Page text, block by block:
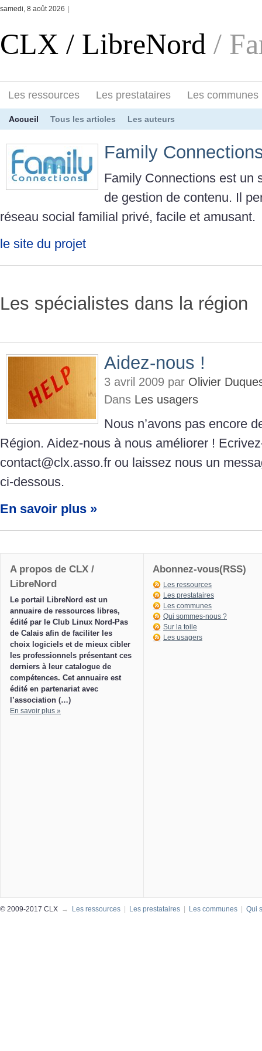
samedi, 8 août 2026
CLX / LibreNord /
Les ressources Les prestataires Les communes
Accueil Tous les articles Les auteurs
Family
Family Connections est un
de gestion de contenu. Il
réseau social familial privé, facile et amusant.
le site du projet
Les spécialistes dans la région
Aidez-nous !
3 avril 2009 par Olivier
Dans Les usagers
Nous n’avons pas encore
Région. Aidez-nous à nous améliorer !
contact@clx.asso.fr ou laissez nous un
ci-dessous.
En savoir plus »
A propos de CLX /
LibreNord
Le portail LibreNord est un
annuaire de ressources libres,
édité par le Club Linux Nord-Pas
de Calais afin de faciliter les
choix logiciels et de mieux cibler
les professionnels présentant ces
derniers à leur catalogue de
compétences. Cet annuaire est
édité en partenariat avec
l’association (…)
En savoir plus »
Abonnez-vous(RSS)
Les ressources
Les prestataires
Les communes
Qui sommes-nous ?
Sur la toile
Les usagers
© 2009-2017 CLX → Les ressources Les prestataires Les communes Qui